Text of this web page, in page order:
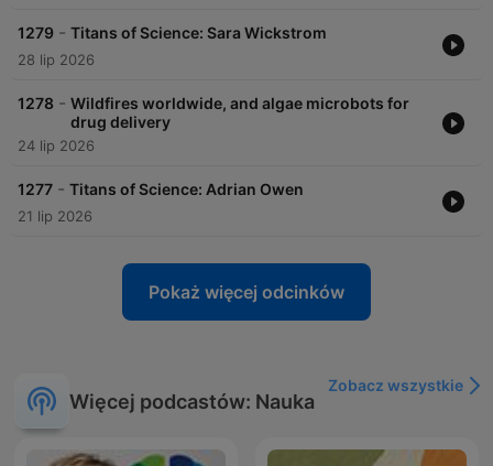
1279 - Titans of Science: Sara Wickstrom
28 lip 2026
1278 - Wildfires worldwide, and algae microbots for
drug delivery
24 lip 2026
1277 - Titans of Science: Adrian Owen
21 lip 2026
Pokaż więcej odcinków
Więcej podcastów: Nauka
Zobacz wszystkie